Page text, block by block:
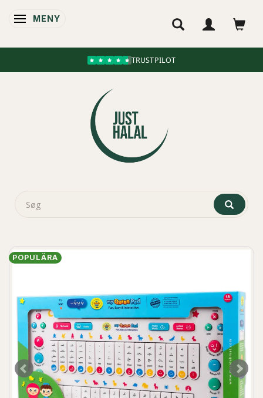
ÄNDRA NAVIGERING
MENY
TRUSTPILOT
POPULÄRA